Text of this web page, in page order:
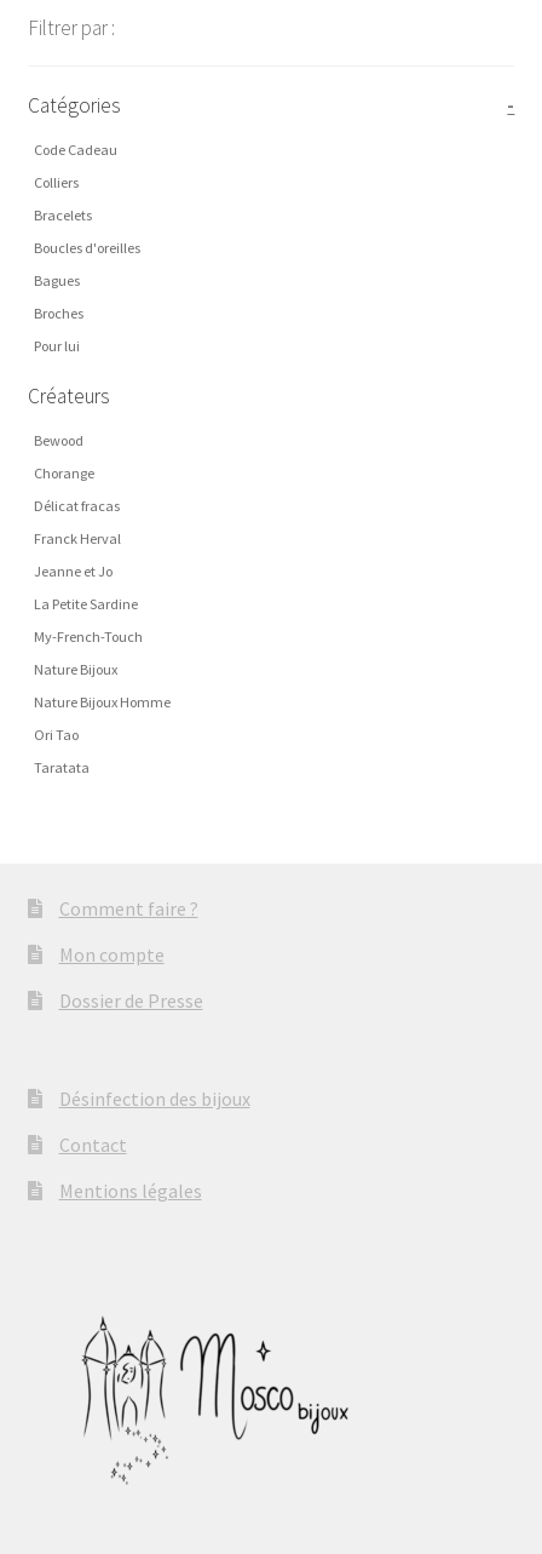
Filtrer par :
Catégories -
Code Cadeau
Colliers
Bracelets
Boucles d'oreilles
Bagues
Broches
Pour lui
Créateurs
Bewood
Chorange
Délicat fracas
Franck Herval
Jeanne et Jo
La Petite Sardine
My-French-Touch
Nature Bijoux
Nature Bijoux Homme
Ori Tao
Taratata
Comment faire ?
Mon compte
Dossier de Presse
Désinfection des bijoux
Contact
Mentions légales